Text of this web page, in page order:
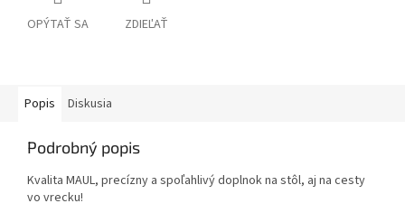
OPÝTAŤ SA ZDIEĽAŤ
Popis Diskusia
Podrobný popis
Kvalita MAUL, precízny a spoľahlivý doplnok na stôl, aj na cesty
vo vrecku!